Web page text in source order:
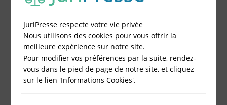
JuriPresse respecte votre vie privée
Nous utilisons des cookies pour vous offrir la
meilleure expérience sur notre site.
Pour modifier vos préférences par la suite, rendez-
vous dans le pied de page de notre site, et cliquez
sur le lien 'Informations Cookies'.